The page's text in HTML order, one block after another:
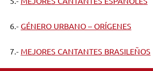
6.- GÉNERO URBANO – ORÍGENES
7.- MEJORES CANTANTES BRASILEÑOS